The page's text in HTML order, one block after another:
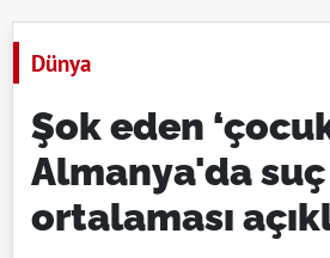
Dünya
Şok eden
Almanya'da suç
ortalaması